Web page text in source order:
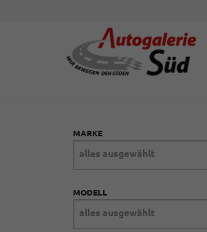
MARKE
alles ausgewählt
MODELL
alles ausgewählt